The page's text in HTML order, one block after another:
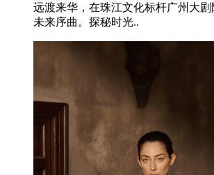
远渡来华，在珠江文化标杆广州大
未来序曲。探秘时光..